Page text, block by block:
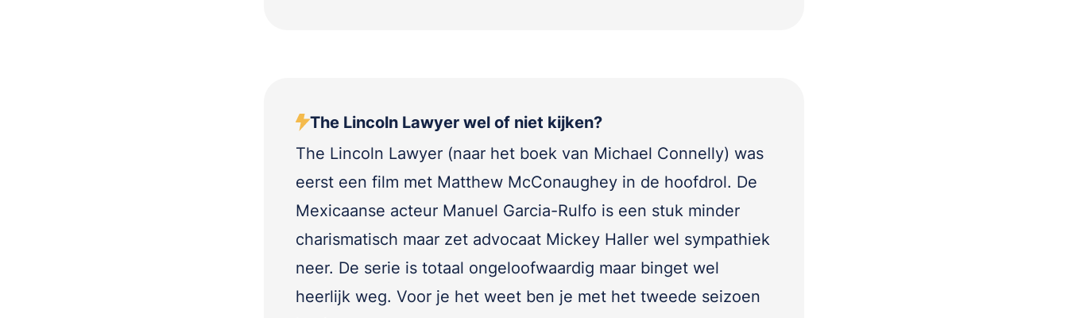
The Lincoln Lawyer wel of niet kijken?
The Lincoln Lawyer (naar het boek van Michael Connelly) was
eerst een film met Matthew McConaughey in de hoofdrol. De
Mexicaanse acteur Manuel Garcia-Rulfo is een stuk minder
charismatisch maar zet advocaat Mickey Haller wel sympathiek
neer. De serie is totaal ongeloofwaardig maar binget wel
heerlijk weg. Voor je het weet ben je met het tweede seizoen